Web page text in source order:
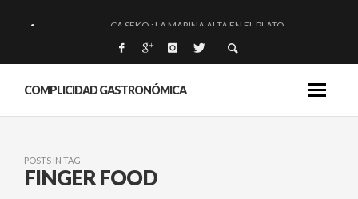
CA SEKO : LA MARINA ALTA EN EL PLATO.
QUIQUE DACOSTA: «UNA GRAN OBRA»
EL BARUCO DE ANERO: MUCHO MÁS QUE UN BAR.
COMPLICIDAD GASTRONÓMICA
POSTS IN TAG
FINGER FOOD